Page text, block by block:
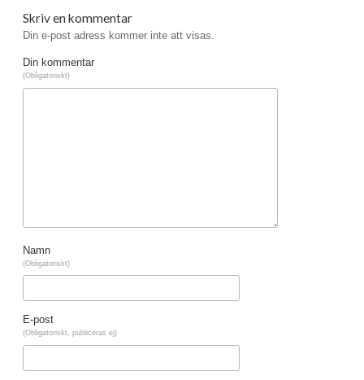
Skriv en kommentar
Din e-post adress kommer inte att visas.
Din kommentar
(Obligatoriskt)
Namn
(Obligatoriskt)
E-post
(Obligatoriskt, publiceras ej)